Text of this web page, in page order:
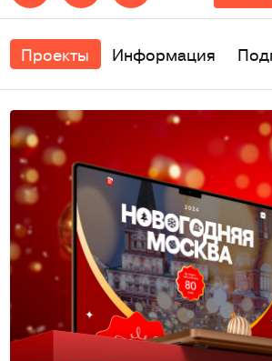
Проекты Информация